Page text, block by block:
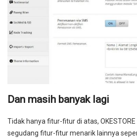
Dan masih banyak lagi
Tidak hanya fitur-fitur di atas,
segudang fitur-fitur menarik lainnya